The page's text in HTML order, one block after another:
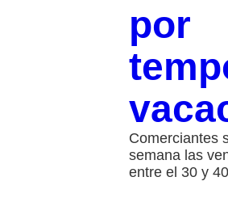
por
Comerciantes
semana las
entre el 30 y